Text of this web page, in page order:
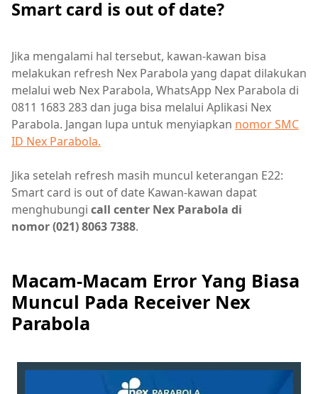
Smart card is out of date?
Jika mengalami hal tersebut, kawan-kawan bisa
melakukan refresh Nex Parabola yang dapat dilakukan
melalui web Nex Parabola, WhatsApp Nex Parabola di
0811 1683 283 dan juga bisa melalui Aplikasi Nex
Parabola. Jangan lupa untuk menyiapkan nomor SMC
ID Nex Parabola.
Jika setelah refresh masih muncul keterangan E22:
Smart card is out of date Kawan-kawan dapat
menghubungi call center Nex Parabola di
nomor (021) 8063 7388.
Macam-Macam Error Yang Biasa
Muncul Pada Receiver Nex
Parabola